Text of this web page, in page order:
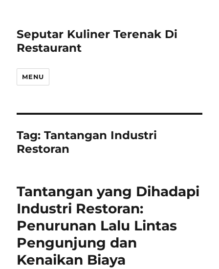
Seputar Kuliner Terenak Di
Restaurant
MENU
Tag:Tantangan Industri
Restoran
Tantangan yang Dihadapi
Industri Restoran:
Penurunan Lalu Lintas
Pengunjung dan
Kenaikan Biaya